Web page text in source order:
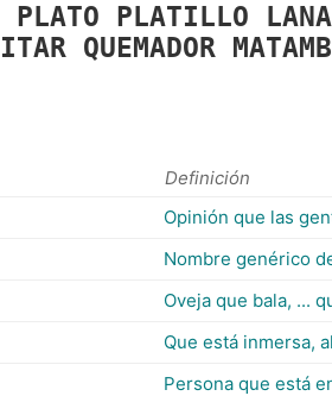
PLATO PLATILLO
QUEMADOR
Definición
Opinión que las
Nombre genérico
Oveja que bala, ...
Que está inmersa,
Persona que está